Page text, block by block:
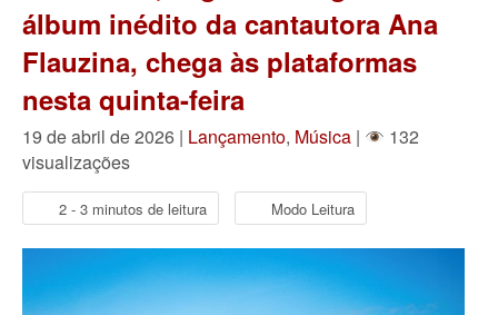
álbum inédito da cantautora Ana
Flauzina, chega às plataformas
nesta quinta-feira
19 de abril de 2026 | Lançamento, Música |
132
visualizações
2 - 3 minutos de leitura Modo Leitura